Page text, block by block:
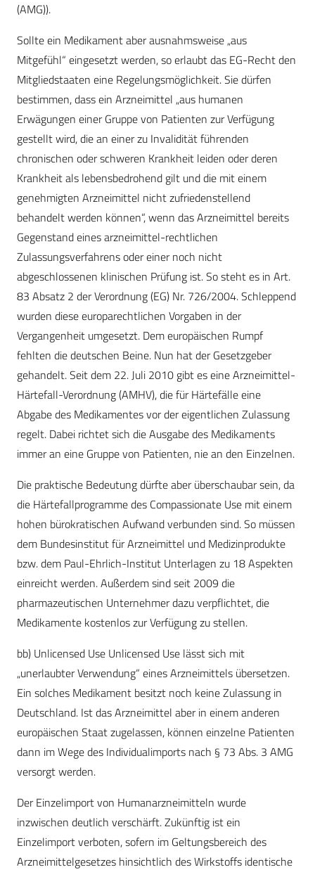
(AMG)).
Sollte ein Medikament aber ausnahmsweise „aus
Mitgefühl“ eingesetzt werden, so erlaubt das EG-Recht den
Mitgliedstaaten eine Regelungsmöglichkeit. Sie dürfen
bestimmen, dass ein Arzneimittel „aus humanen
Erwägungen einer Gruppe von Patienten zur Verfügung
gestellt wird, die an einer zu Invalidität führenden
chronischen oder schweren Krankheit leiden oder deren
Krankheit als lebensbedrohend gilt und die mit einem
genehmigten Arzneimittel nicht zufriedenstellend
behandelt werden können“, wenn das Arzneimittel bereits
Gegenstand eines arzneimittel-rechtlichen
Zulassungsverfahrens oder einer noch nicht
abgeschlossenen klinischen Prüfung ist. So steht es in Art.
83 Absatz 2 der Verordnung (EG) Nr. 726/2004. Schleppend
wurden diese europarechtlichen Vorgaben in der
Vergangenheit umgesetzt. Dem europäischen Rumpf
fehlten die deutschen Beine. Nun hat der Gesetzgeber
gehandelt. Seit dem 22. Juli 2010 gibt es eine Arzneimittel-
Härtefall-Verordnung (AMHV), die für Härtefälle eine
Abgabe des Medikamentes vor der eigentlichen Zulassung
regelt. Dabei richtet sich die Ausgabe des Medikaments
immer an eine Gruppe von Patienten, nie an den Einzelnen.
Die praktische Bedeutung dürfte aber überschaubar sein, da
die Härtefallprogramme des Compassionate Use mit einem
hohen bürokratischen Aufwand verbunden sind. So müssen
dem Bundesinstitut für Arzneimittel und Medizinprodukte
bzw. dem Paul-Ehrlich-Institut Unterlagen zu 18 Aspekten
einreicht werden. Außerdem sind seit 2009 die
pharmazeutischen Unternehmer dazu verpflichtet, die
Medikamente kostenlos zur Verfügung zu stellen.
bb) Unlicensed Use Unlicensed Use lässt sich mit
„unerlaubter Verwendung“ eines Arzneimittels übersetzen.
Ein solches Medikament besitzt noch keine Zulassung in
Deutschland. Ist das Arzneimittel aber in einem anderen
europäischen Staat zugelassen, können einzelne Patienten
dann im Wege des Individualimports nach § 73 Abs. 3 AMG
versorgt werden.
Der Einzelimport von Humanarzneimitteln wurde
inzwischen deutlich verschärft. Zukünftig ist ein
Einzelimport verboten, sofern im Geltungsbereich des
Arzneimittelgesetzes hinsichtlich des Wirkstoffs identische